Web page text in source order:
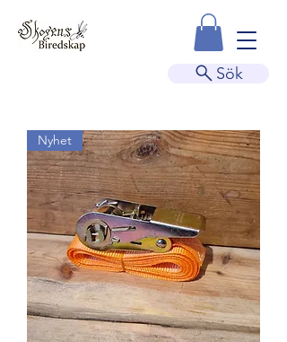
Sök
Nyhet